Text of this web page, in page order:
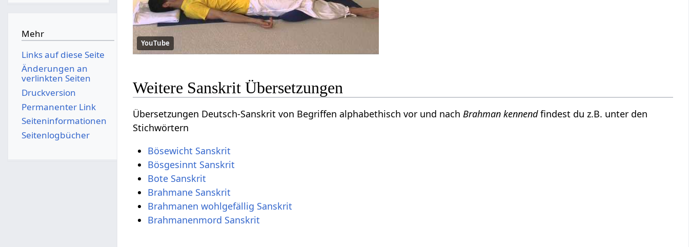
YouTube
Weitere Sanskrit Übersetzungen
Übersetzungen Deutsch-Sanskrit von Begriffen alphabethisch vor und nachBrahman kennendfindest du z.B. unter den
Stichwörtern
Bösewicht Sanskrit
Bösgesinnt Sanskrit
Bote Sanskrit
Brahmane Sanskrit
Brahmanen wohlgefällig Sanskrit
Brahmanenmord Sanskrit
Mehr
Links auf diese Seite
Änderungen an
verlinkten Seiten
Druckversion
Permanenter Link
Seiten­­informationen
Seitenlogbücher